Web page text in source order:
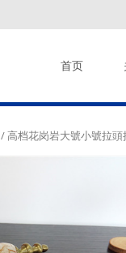
首页
/ 高档花岗岩大號小號拉頭